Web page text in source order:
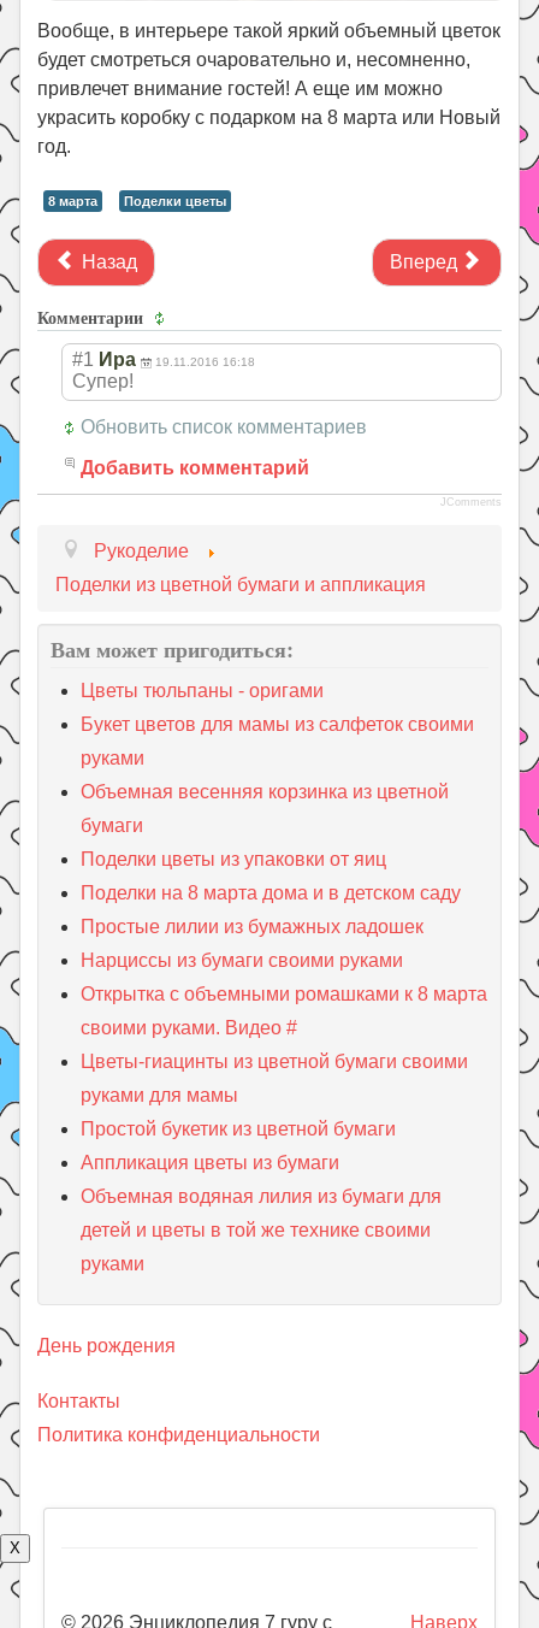
Вообще, в интерьере такой яркий объемный цветок
будет смотреться очаровательно и, несомненно,
привлечет внимание гостей! А еще им можно
украсить коробку с подарком на 8 марта или Новый
год.
8 марта Поделки цветы
Назад Вперед
Комментарии
#1 Ира 19.11.2016 16:18
Супер!
Обновить список комментариев
Добавить комментарий
JComments
Рукоделие
Поделки из цветной бумаги и аппликация
Вам может пригодиться:
Цветы тюльпаны - оригами
Букет цветов для мамы из салфеток своими
руками
Объемная весенняя корзинка из цветной
бумаги
Поделки цветы из упаковки от яиц
Поделки на 8 марта дома и в детском саду
Простые лилии из бумажных ладошек
Нарциссы из бумаги своими руками
Открытка с объемными ромашками к 8 марта
своими руками. Видео #
Цветы-гиацинты из цветной бумаги своими
руками для мамы
Простой букетик из цветной бумаги
Аппликация цветы из бумаги
Объемная водяная лилия из бумаги для
детей и цветы в той же технике своими
руками
День рождения
Контакты
Политика конфиденциальности
X
Наверх
© 2026 Энциклопедия 7 гуру с